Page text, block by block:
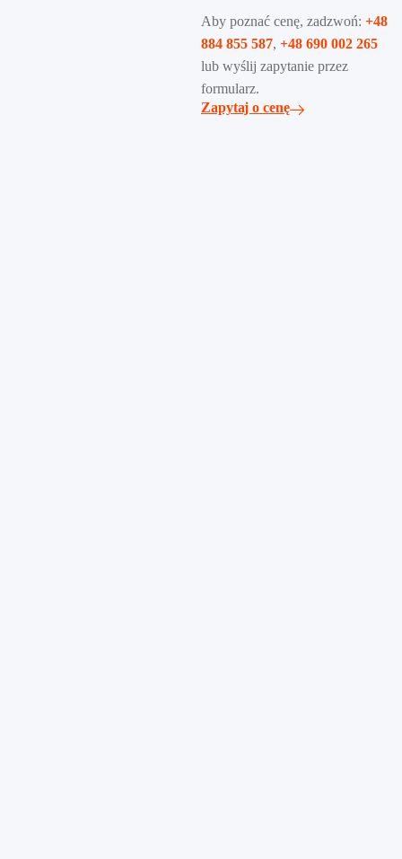
Aby poznać cenę, zadzwoń: +48
884 855 587, +48 690 002 265
lub wyślij zapytanie przez
formularz.
Zapytaj o cenę